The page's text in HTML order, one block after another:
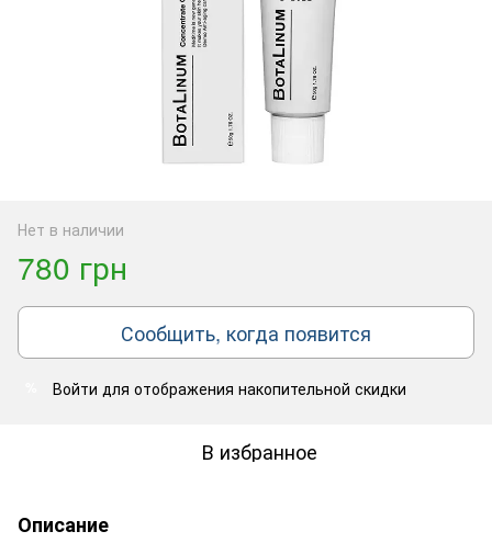
Нет в наличии
780 грн
Сообщить, когда появится
Войти для отображения накопительной скидки
В избранное
Описание